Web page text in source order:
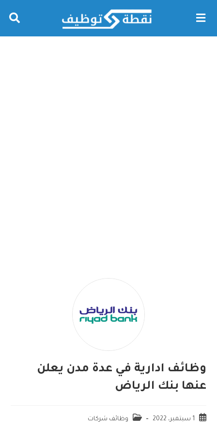
وظائف ادارية في عدة مدن يعلن
عنها بنك الرياض
1 سبتمبر، 2022 وظائف شركات